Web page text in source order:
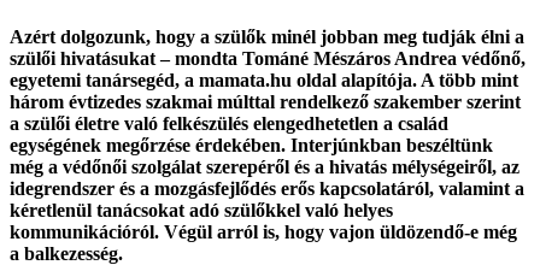
Azért dolgozunk, hogy a szülők minél jobban meg tudják élni a
szülői hivatásukat – mondta Tománé Mészáros Andrea védőnő,
egyetemi tanársegéd, a mamata.hu oldal alapítója. A több mint
három évtizedes szakmai múlttal rendelkező szakember szerint
a szülői életre való felkészülés elengedhetetlen a család
egységének megőrzése érdekében. Interjúnkban beszéltünk
még a védőnői szolgálat szerepéről és a hivatás mélységeiről, az
idegrendszer és a mozgásfejlődés erős kapcsolatáról, valamint a
kéretlenül tanácsokat adó szülőkkel való helyes
kommunikációról. Végül arról is, hogy vajon üldözendő-e még
a balkezesség.